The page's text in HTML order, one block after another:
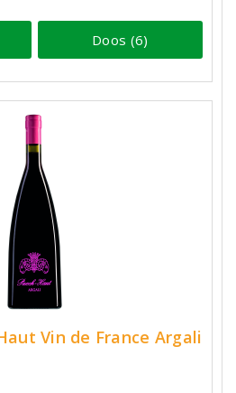
Doos (6)
Vin de France Argali